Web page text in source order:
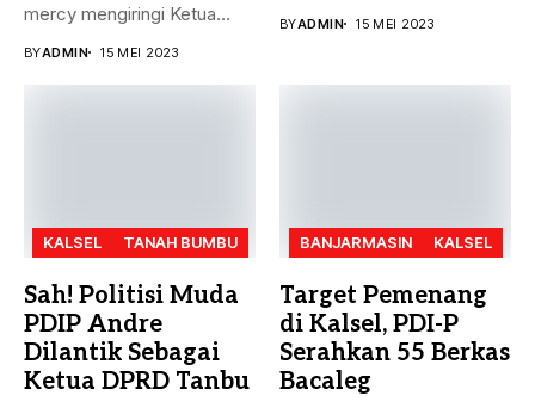
mercy mengiringi Ketua
BYADMIN 15 MEI 2023
BYADMIN 15 MEI 2023
KALSEL TANAH BUMBU
Sah! Politisi Muda
PDIP Andre
Dilantik Sebagai
Ketua DPRD Tanbu
BANJARMASIN KALSEL
Target Pemenang
di Kalsel, PDI-P
Serahkan 55 Berkas
Bacaleg